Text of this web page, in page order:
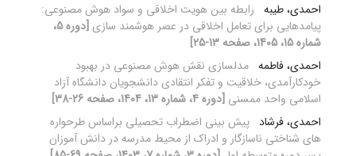
احمدی، طیبه رابطه بین هویت اخلاقی و سواد هوش مصنوعی:
پیامدهایی برای تعامل اخلاقی در عصر هوشمند سازی
[دوره 5،
شماره 15، 1405، صفحه 13-25]
احمدی، فاطمه مدلسازی نقش هوش مصنوعی در بهبود
خودکارآمدی، خلاقیت و تفکر انتقادی دانشجویان دانشگاه آزاد
اسلامی واحد ممسنی [دوره 4، شماره 13، 1404، صفحه 26-38]
احمدی، فرشاد پیش‏ بینی اضطراب تحصیلی براساس طرحواره
‏های شناختی ناسازگار و ادراک از محیط مدرسه در دانش ‏آموزان